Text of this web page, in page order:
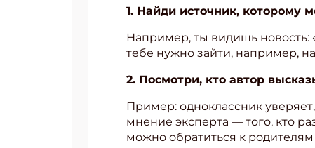
1. Найди источник, которому
Например, ты видишь новость:
тебе нужно зайти, например,
2. Посмотри, кто автор
Пример: одноклассник
мнение эксперта — того, кто
можно обратиться к